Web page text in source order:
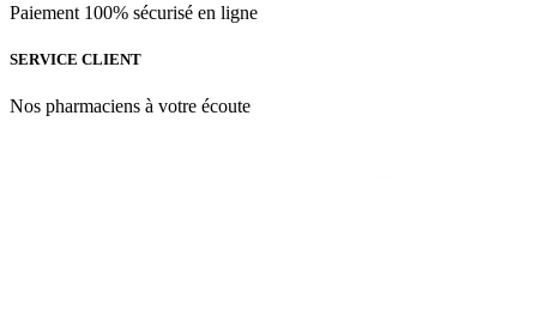
Paiement 100% sécurisé en ligne
SERVICE CLIENT
Nos pharmaciens à votre écoute